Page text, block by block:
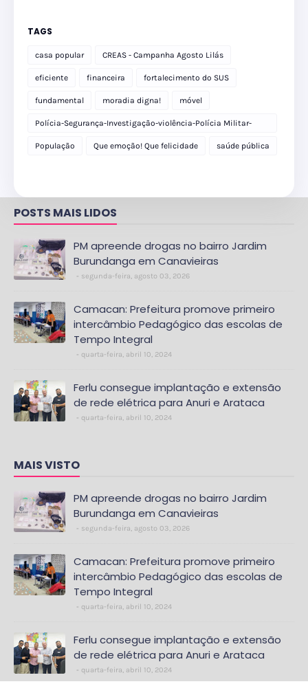
TAGS
casa popular CREAS - Campanha Agosto Lilás
eficiente financeira fortalecimento do SUS
fundamental moradia digna! móvel
Polícia-Segurança-Investigação-violência-Polícia Militar-
delegacia
População Que emoção! Que felicidade saúde pública
POSTS MAIS LIDOS
PM apreende drogas no bairro Jardim
Burundanga em Canavieiras
segunda-feira, agosto 03, 2026
Camacan: Prefeitura promove primeiro
intercâmbio Pedagógico das escolas de
Tempo Integral
quarta-feira, abril 10, 2024
Ferlu consegue implantação e extensão
de rede elétrica para Anuri e Arataca
quarta-feira, abril 10, 2024
MAIS VISTO
PM apreende drogas no bairro Jardim
Burundanga em Canavieiras
segunda-feira, agosto 03, 2026
Camacan: Prefeitura promove primeiro
intercâmbio Pedagógico das escolas de
Tempo Integral
quarta-feira, abril 10, 2024
Ferlu consegue implantação e extensão
de rede elétrica para Anuri e Arataca
quarta-feira, abril 10, 2024